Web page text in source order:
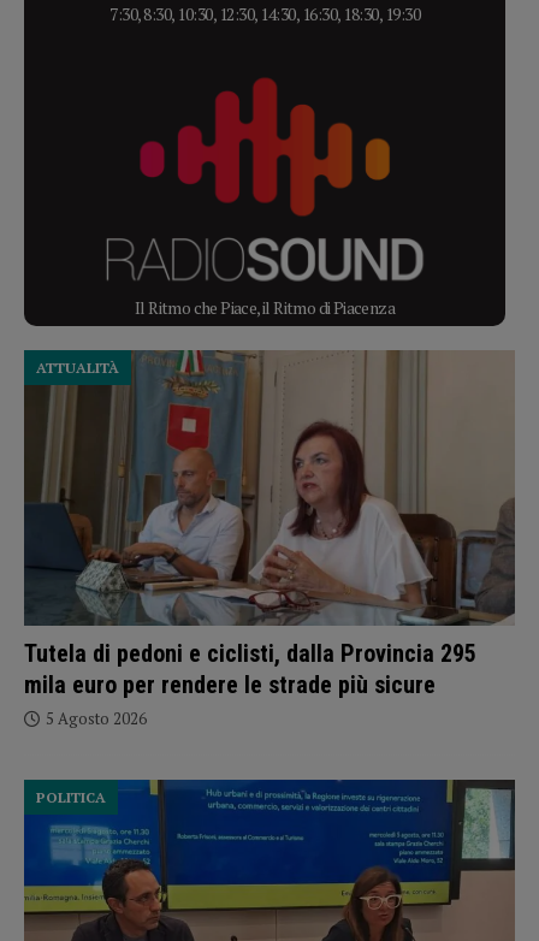
7:30, 8:30, 10:30, 12:30, 14:30, 16:30, 18:30, 19:30
Il Ritmo che Piace, il Ritmo di Piacenza
Tutela di pedoni e ciclisti, dalla Provincia 295
mila euro per rendere le strade più sicure
ATTUALITÀ
5 Agosto 2026
POLITICA